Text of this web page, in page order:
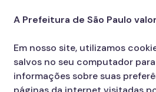
LinkedIn da Prefeitura de São Paulo
TikTok da Prefeitura de São
YouTube da Prefeitura de
X da Prefeitura de São
Instagram da
Facebook da
Diário
A Prefeitura de São Paulo
Em nosso site, utilizamos
salvos no seu computador
informações sobre suas